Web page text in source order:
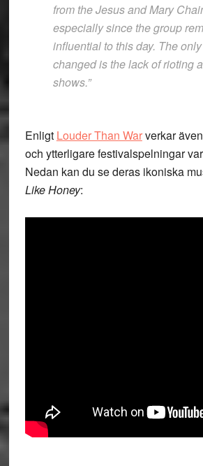
from the Jesus and Mary
especially since the group
influential to this day. The only
changed is the lack of rioting
shows.”
Enligt Louder Than Warverkar
och ytterligare festivalspelningar
Nedan kan du se deras ikoniska
Like Honey: